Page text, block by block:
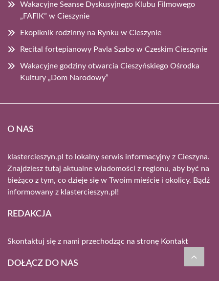
Wakacyjne Seanse Dyskusyjnego Klubu Filmowego
„FAFIK” w Cieszynie
Ekopiknik rodzinny na Rynku w Cieszynie
Recital fortepianowy Pavla Szabo w Czeskim Cieszynie
Wakacyjne godziny otwarcia Cieszyńskiego Ośrodka
Kultury „Dom Narodowy”
O NAS
klastercieszyn.pl to lokalny serwis informacyjny z Cieszyna.
Znajdziesz tutaj aktualne wiadomości z regionu, aby być na
bieżąco z tym, co dzieje się w Twoim mieście i okolicy. Bądź
informowany z klastercieszyn.pl!
REDAKCJA
Skontaktuj się z nami przechodząc na stronę Kontakt
DOŁĄCZ DO NAS